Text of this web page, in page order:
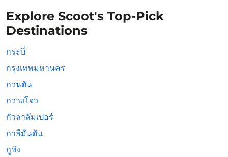
Explore Scoot's Top-Pick
Destinations
กระบี่
กรุงเทพมหานคร
กวนตัน
กวางโจว
กัวลาลัมเปอร์
กาลีมันตัน
กูชิง